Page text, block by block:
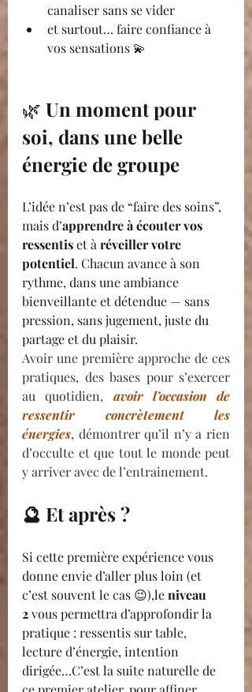
canaliser sans se vider
et surtout… faire confiance à
vos sensations 💫
🌿 Un moment pour
soi, dans une belle
énergie de groupe
L’idée n’est pas de “faire des soins”,
mais d’apprendre à écouter vos
ressentis et à réveiller votre
potentiel. Chacun avance à son
rythme, dans une ambiance
bienveillante et détendue — sans
pression, sans jugement, juste du
partage et du plaisir.
Avoir une première approche de ces
pratiques, des bases pour s’exercer
au quotidien, avoir l’occasion de
ressentir concrètement les
énergies, démontrer qu’il n’y a rien
d’occulte et que tout le monde peut
y arriver avec de l’entrainement.
🔮 Et après ?
Si cette première expérience vous
donne envie d’aller plus loin (et
c’est souvent le cas 😉),le niveau
2 vous permettra d’approfondir la
pratique : ressentis sur table,
lecture d’énergie, intention
dirigée…C’est la suite naturelle de